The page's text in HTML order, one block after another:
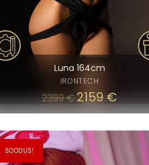
Luna 164cm
IRONTECH
2399€2159€
SOODUS!